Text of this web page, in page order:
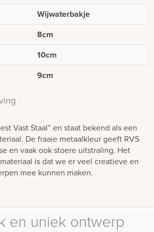
Wijwaterbakje
8cm
10cm
9cm
Vast Staal” en staat bekend als een
De fraaie metaalkleur geeft RVS
en vaak ook stoere uitstraling. Het
is dat we er veel creatieve en
mee kunnen maken.
en uniek ontwerp